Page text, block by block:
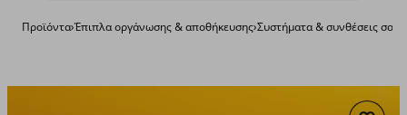
Προϊόντα›Έπιπλα οργάνωσης & αποθήκευσης›Συστήματα & συνθέσεις